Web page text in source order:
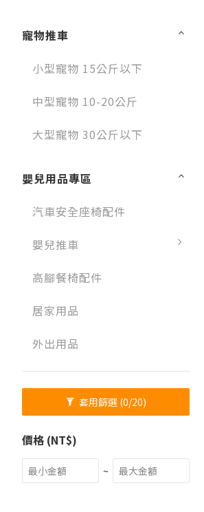
寵物推車
小型寵物 15公斤以下
中型寵物 10-20公斤
大型寵物 30公斤以下
嬰兒用品專區
汽車安全座椅配件
嬰兒推車
高腳餐椅配件
居家用品
外出用品
套用篩選 (0/20)
價格 (NT$)
~